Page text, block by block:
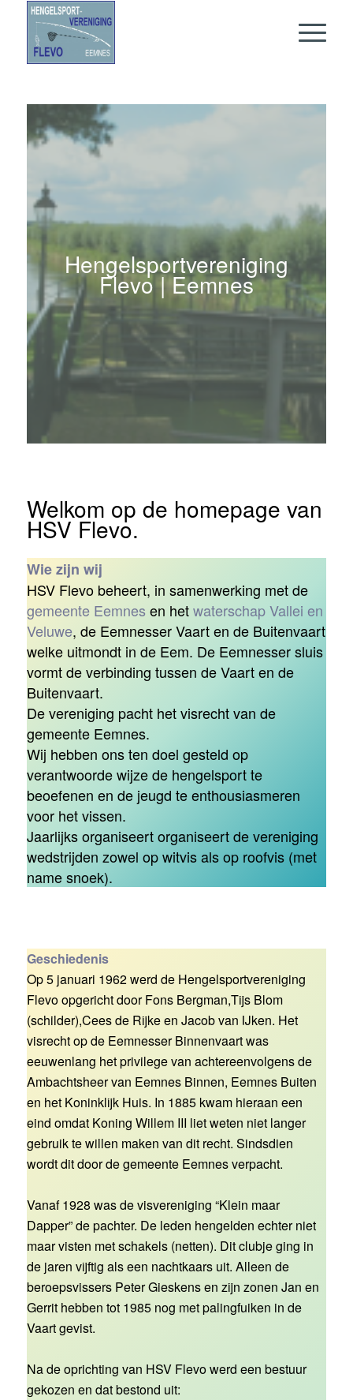
Hengelsportvereniging
Flevo | Eemnes
Welkom op de homepage van
HSV Flevo.
Wie zijn wij
HSV Flevo beheert, in samenwerking met de
gemeente Eemnes en hetwaterschap Vallei en
Veluwe, de Eemnesser Vaart en de Buitenvaart
welke uitmondt in de Eem. De Eemnesser sluis
vormt de verbinding tussen de Vaart en de
Buitenvaart.
De vereniging pacht het visrecht van de
gemeente Eemnes.
Wij hebben ons ten doel gesteld op
verantwoorde wijze de hengelsport te
beoefenen en de jeugd te enthousiasmeren
voor het vissen.
Jaarlijks organiseert organiseert de vereniging
wedstrijden zowel op witvis als op roofvis (met
name snoek).
Geschiedenis
Op 5 januari 1962 werd de Hengelsportvereniging
Flevo opgericht door Fons Bergman,Tijs Blom
(schilder),Cees de Rijke en Jacob van IJken. Het
visrecht op de Eemnesser Binnenvaart was
eeuwenlang het privilege van achtereenvolgens de
Ambachtsheer van Eemnes Binnen, Eemnes Buiten
en het Koninklijk Huis. In 1885 kwam hieraan een
eind omdat Koning Willem III liet weten niet langer
gebruik te willen maken van dit recht. Sindsdien
wordt dit door de gemeente Eemnes verpacht.
Vanaf 1928 was de visvereniging “Klein maar
Dapper” de pachter. De leden hengelden echter niet
maar visten met schakels (netten). Dit clubje ging in
de jaren vijftig als een nachtkaars uit. Alleen de
beroepsvissers Peter Gieskens en zijn zonen Jan en
Gerrit hebben tot 1985 nog met palingfuiken in de
Vaart gevist.
Na de oprichting van HSV Flevo werd een bestuur
gekozen en dat bestond uit: